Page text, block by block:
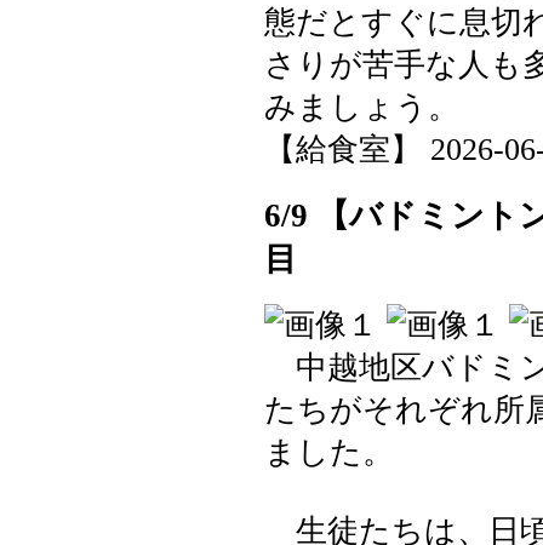
態だとすぐに息切
さりが苦手な人も
みましょう。
【給食室】 2026-
6/9 【バドミント
目
中越地区バドミ
たちがそれぞれ所
ました。
生徒たちは、日